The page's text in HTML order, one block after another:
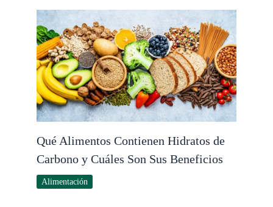
Qué Alimentos Contienen Hidratos de
Carbono y Cuáles Son Sus Beneficios
Alimentación